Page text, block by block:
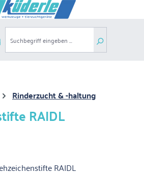
Warenkorb enthält 0 Positionen. Der
Rinderzucht & -haltung
RAIDL